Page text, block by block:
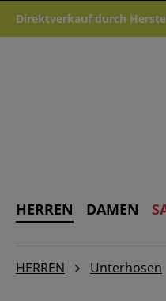
Hauptinhalt springen
Zur Suche springen
Zur Hauptnavigation
Direktverkauf durch
HERREN DAMEN
HERREN Unterhosen